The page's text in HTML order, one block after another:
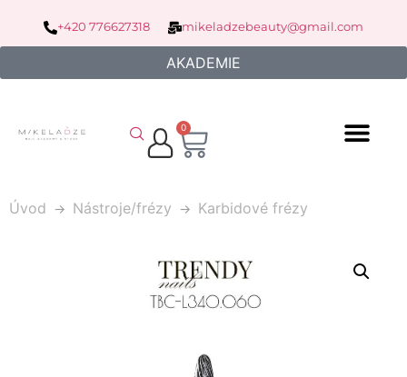
+420 776627318 mikeladzebeauty@gmail.com
AKADEMIE
0
Úvod Nástroje/frézy Karbidové frézy